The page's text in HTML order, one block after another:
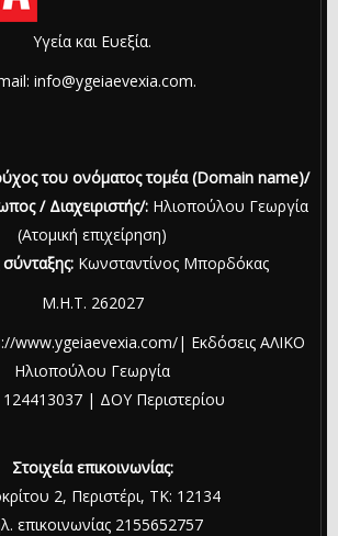
Υγεία και Ευεξία.
info@ygeiaevexia.com.
του ονόματος τομέα (Domain name)/
/ Διαχειριστής/:Ηλιοπούλου Γεωργία
(Ατομική επιχείρηση)
Κωνσταντίνος Μπορδόκας
Μ.Η.Τ. 262027
www.ygeiaevexia.com/| Εκδόσεις ΑΛΙΚΟ
Ηλιοπούλου Γεωργία
| ΔΟΥ Περιστερίου
Στοιχεία επικοινωνίας:
2, Περιστέρι, ΤΚ: 12134
επικοινωνίας 2155652757